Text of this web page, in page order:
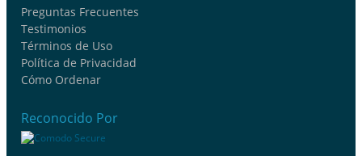
Preguntas Frecuentes
Testimonios
Términos de Uso
Política de Privacidad
Cómo Ordenar
Reconocido Por